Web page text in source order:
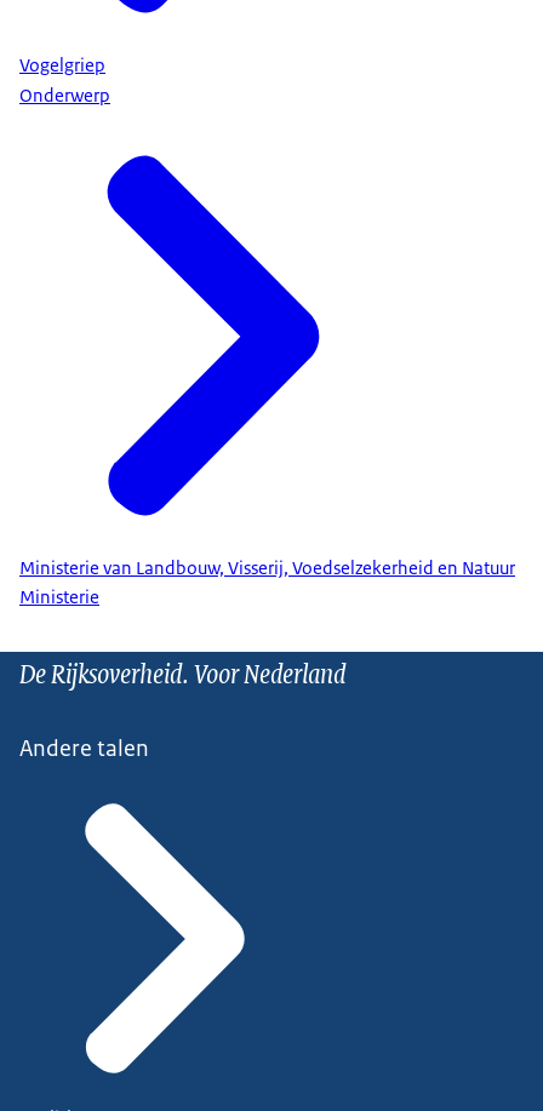
Vogelgriep
Onderwerp
Ministerie van Landbouw, Visserij, Voedselzekerheid en Natuur
Ministerie
De Rijksoverheid. Voor Nederland
Andere talen